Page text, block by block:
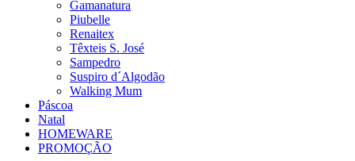
Gamanatura
Piubelle
Renaitex
Têxteis S. José
Sampedro
Suspiro d´Algodão
Walking Mum
Páscoa
Natal
HOMEWARE
PROMOÇÃO